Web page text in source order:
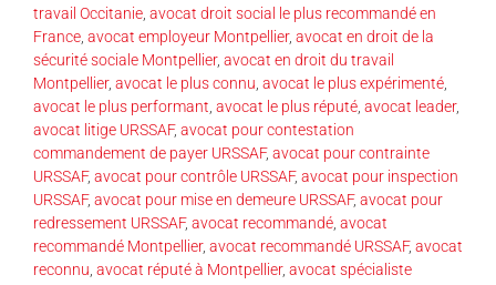
travail Occitanie avocat droit social le plus recommandé en
France avocat employeur Montpellier, avocat en droit de la
sécurité sociale Montpellier, avocat en droit du travail
Montpellier, avocat le plus connu avocat le plus expérimenté
avocat le plus performant avocat le plus réputé avocat leader,
avocat litige URSSAF, avocat pour contestation
commandement de payer URSSAF, avocat pour contrainte
URSSAF, avocat pour contrôle URSSAF, avocat pour inspection
URSSAF, avocat pour mise en demeure URSSAF, avocat pour
redressement URSSAF, avocat recommandé avocat
recommandé Montpellier, avocat recommandé URSSAF, avocat
reconnu avocat réputé à Montpellier, avocat spécialiste